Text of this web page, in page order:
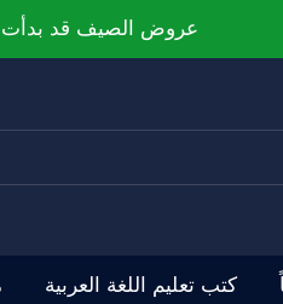
عروض الصيف قد
كتب تعليم اللغة العربية